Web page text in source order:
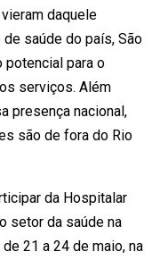
daquele
saúde do país, São
potencial para o
serviços. Além
presença nacional,
são de fora do Rio
da Hospitalar
setor da saúde na
21 a 24 de maio, na